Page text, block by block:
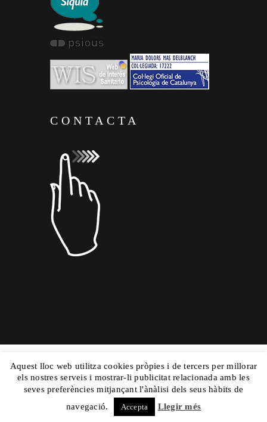
CONTACTA
Copyright © 2015 Dolors Mas|Powered by
Nautilus |Aviso Legal y|Mapa Web
Aquest lloc web utilitza cookies pròpies i de tercers per millorar
els nostres serveis i mostrar-li publicitat relacionada amb les
seves preferències mitjançant l'ànàlisi dels seus hàbits de
navegació.
Accepta Llegir més